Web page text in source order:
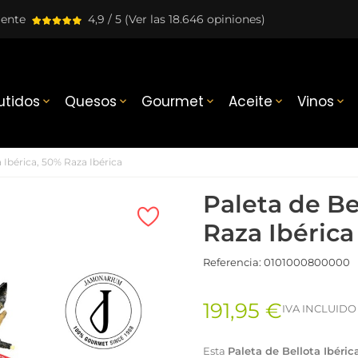
4,9 / 5 (Ver las 18.646 opiniones)
 Quesos  Gourmet  Aceite  Vinos 
50% Raza Ibérica
Paleta de
Raza Ibérica
Referencia: 0101000800000
191,95 €IVA INCLUIDO
Esta Paleta de Bellota